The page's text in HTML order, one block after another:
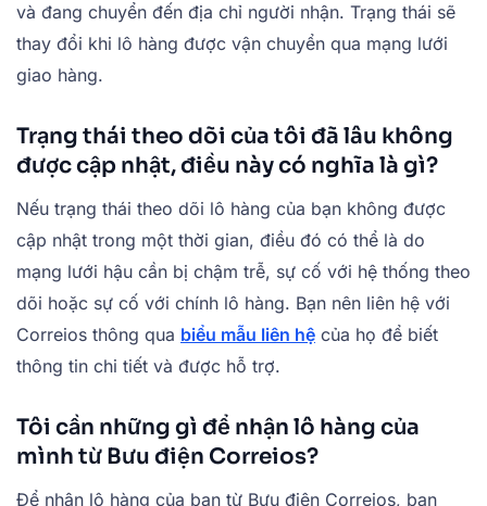
và đang chuyển đến địa chỉ người nhận. Trạng thái sẽ
thay đổi khi lô hàng được vận chuyển qua mạng lưới
giao hàng.
Trạng thái theo dõi của tôi đã lâu không
được cập nhật, điều này có nghĩa là gì?
Nếu trạng thái theo dõi lô hàng của bạn không được
cập nhật trong một thời gian, điều đó có thể là do
mạng lưới hậu cần bị chậm trễ, sự cố với hệ thống theo
dõi hoặc sự cố với chính lô hàng. Bạn nên liên hệ với
Correios thông qua biểu mẫu liên hệ của họ để biết
thông tin chi tiết và được hỗ trợ.
Tôi cần những gì để nhận lô hàng của
mình từ Bưu điện Correios?
Để nhận lô hàng của bạn từ Bưu điện Correios, bạn